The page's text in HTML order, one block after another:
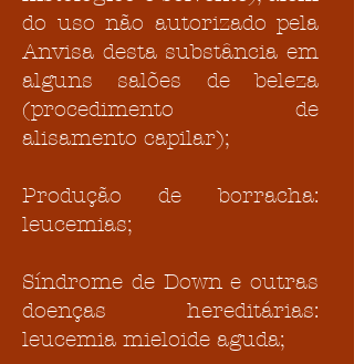
do uso não autorizado pela
Anvisa desta substância em
alguns salões de beleza
(procedimento de
alisamento capilar);
Produção de borracha:
leucemias;
Síndrome de Down e outras
doenças hereditárias:
leucemia mieloide aguda;